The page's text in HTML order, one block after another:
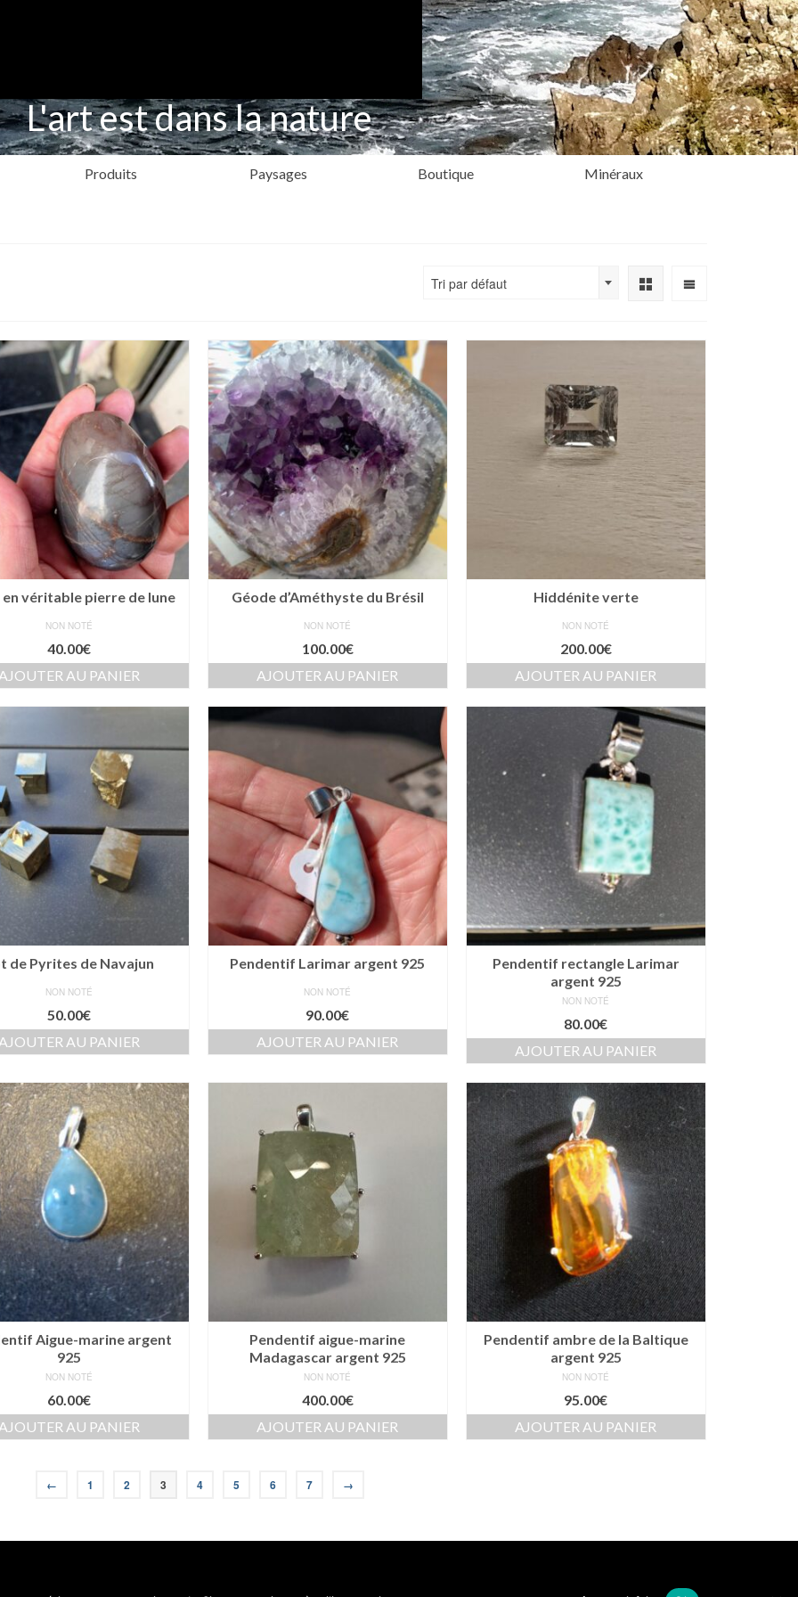
L'art est dans la nature
Produits Paysages Boutique Minéraux
Tri par défaut
en véritable pierre de lune
NON NOTÉ
40.00€
AJOUTER AU PANIER
Géode d’Améthyste du Brésil
NON NOTÉ
100.00€
AJOUTER AU PANIER
Hiddénite verte
NON NOTÉ
200.00€
AJOUTER AU PANIER
de Pyrites de Navajun
NON NOTÉ
50.00€
AJOUTER AU PANIER
Pendentif Larimar argent 925
NON NOTÉ
90.00€
AJOUTER AU PANIER
Pendentif rectangle Larimar
argent 925
NON NOTÉ
80.00€
AJOUTER AU PANIER
Aigue-marine argent
925
NON NOTÉ
60.00€
AJOUTER AU PANIER
Pendentif aigue-marine
Madagascar argent 925
NON NOTÉ
400.00€
AJOUTER AU PANIER
Pendentif ambre de la Baltique
argent 925
NON NOTÉ
95.00€
AJOUTER AU PANIER
← 1 2 3 4 5 6 7 →